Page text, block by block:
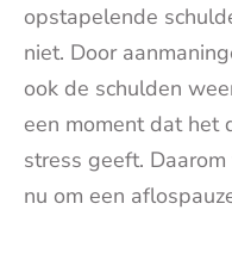
opstapelende
niet. Door
ook de schulden
een moment dat het
stress geeft.
nu om een